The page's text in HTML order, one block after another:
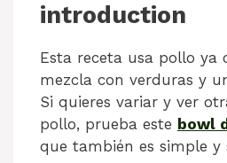
introduction
Esta receta usa pollo ya
mezcla con verduras y
Si quieres variar y ver
pollo, prueba este bowl
que también es simple y